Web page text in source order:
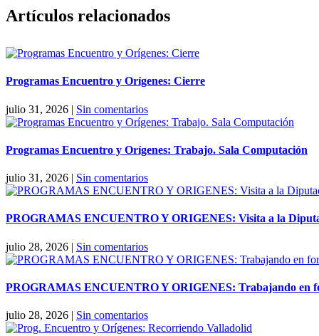
Facebook
X
Reddit
LinkedIn
Pinterest
Vk
Artículos relacionados
Programas Encuentro y Orígenes: Cierre
julio 31, 2026 | Sin comentarios
Programas Encuentro y Orígenes: Trabajo. Sala Computación
julio 31, 2026 | Sin comentarios
PROGRAMAS ENCUENTRO Y ORIGENES: Visita a la
julio 28, 2026 | Sin comentarios
PROGRAMAS ENCUENTRO Y ORIGENES: Trabajando en
julio 28, 2026 | Sin comentarios